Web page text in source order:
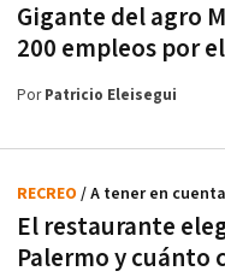
Gigante del agro
200 empleos por
PorPatricio Eleisegui
El restaurante
Palermo y cuánto
RECREO / A tener en cuenta